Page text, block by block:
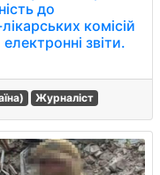
до
комісій
звіти.
Журналіст